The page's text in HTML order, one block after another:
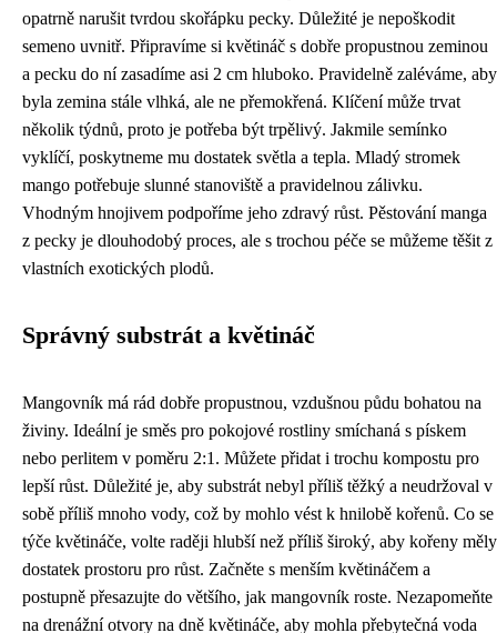
opatrně narušit tvrdou skořápku pecky. Důležité je nepoškodit
semeno uvnitř. Připravíme si květináč s dobře propustnou zeminou
a pecku do ní zasadíme asi 2 cm hluboko. Pravidelně zaléváme, aby
byla zemina stále vlhká, ale ne přemokřená. Klíčení může trvat
několik týdnů, proto je potřeba být trpělivý. Jakmile semínko
vyklíčí, poskytneme mu dostatek světla a tepla. Mladý stromek
mango potřebuje slunné stanoviště a pravidelnou zálivku.
Vhodným hnojivem podpoříme jeho zdravý růst. Pěstování manga
z pecky je dlouhodobý proces, ale s trochou péče se můžeme těšit z
vlastních exotických plodů.
Správný substrát a květináč
Mangovník má rád dobře propustnou, vzdušnou půdu bohatou na
živiny. Ideální je směs pro pokojové rostliny smíchaná s pískem
nebo perlitem v poměru 2:1. Můžete přidat i trochu kompostu pro
lepší růst. Důležité je, aby substrát nebyl příliš těžký a neudržoval v
sobě příliš mnoho vody, což by mohlo vést k hnilobě kořenů. Co se
týče květináče, volte raději hlubší než příliš široký, aby kořeny měly
dostatek prostoru pro růst. Začněte s menším květináčem a
postupně přesazujte do většího, jak mangovník roste. Nezapomeňte
na drenážní otvory na dně květináče, aby mohla přebytečná voda